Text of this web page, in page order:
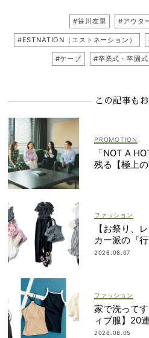
#笹川友里 #アウタ
#ESTNATION（エストネーション）
#ケープ #卒業式・卒園式
この記事も
「NOT A
残る【極上
ファッション
【お祭り、
カー派の『
タイリストが
2026.08.07
ファッション
家で洗って
ィブ服】20
帰省にも◎
2026.08.05